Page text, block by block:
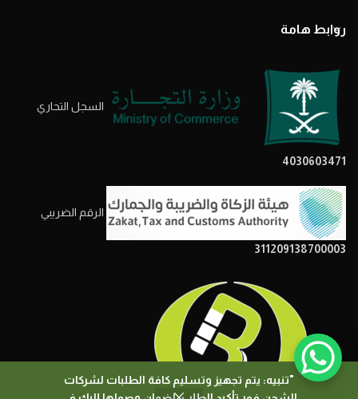
"تنبيه: يتم تجهيز وتسليم كافة الطلبات لشركات
روابط هامة
السجل التحاري
4030603471
الرقم الضريبي
311209138700003